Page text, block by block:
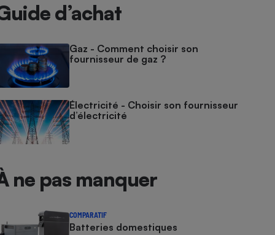
d’achat
Gaz - Comment choisir son
fournisseur de gaz ?
Électricité - Choisir son fournisseur
d’électricité
ne pas manquer
COMPARATIF
Batteries domestiques